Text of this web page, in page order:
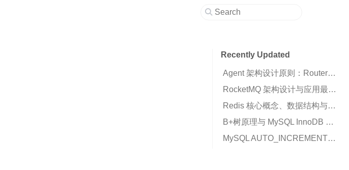
Recently Updated
Agent 架构设计原则：Router、Runtime 与 Business Script 的职责划分
RocketMQ 架构设计与应用最佳实践：高可用消息队列核心解析
Redis 核心概念、数据结构与高可用架构详解
B+树原理与 MySQL InnoDB 索引机制解析
MySQL AUTO_INCREMENT 插入 0 变成自增值的原因与解决方案